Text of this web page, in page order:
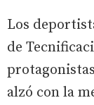
Los
de
alzó con la